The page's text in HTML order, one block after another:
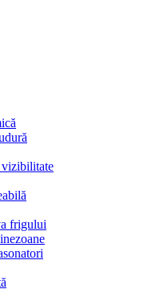
vizibilitate
frigului